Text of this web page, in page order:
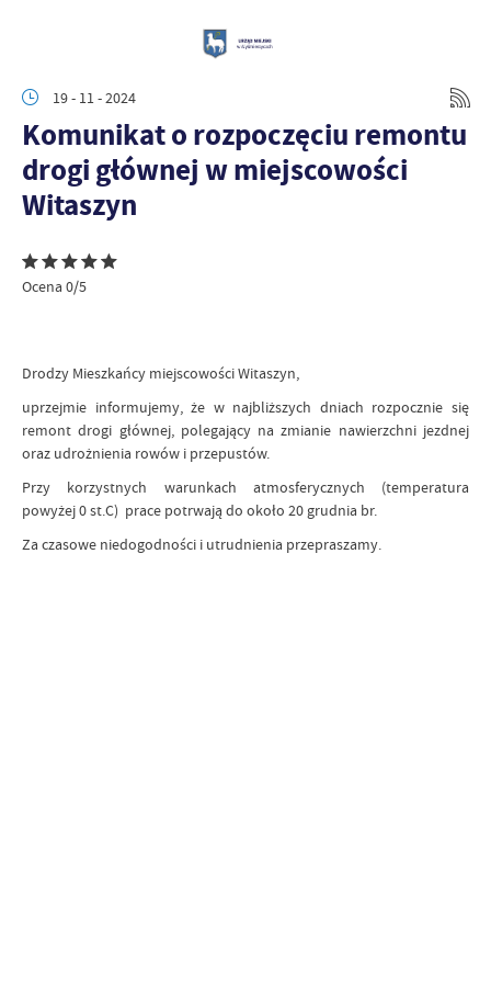
19 - 11 - 2024
Komunikat o rozpoczęciu remontu
drogi głównej w miejscowości
Witaszyn
Ocena 0/5
Drodzy Mieszkańcy miejscowości Witaszyn,
uprzejmie informujemy, że w najbliższych dniach rozpocznie się
remont drogi głównej, polegający na zmianie nawierzchni jezdnej
oraz udrożnienia rowów i przepustów.
Przy korzystnych warunkach atmosferycznych (temperatura
powyżej 0 st.C) prace potrwają do około 20 grudnia br.
Za czasowe niedogodności i utrudnienia przepraszamy.